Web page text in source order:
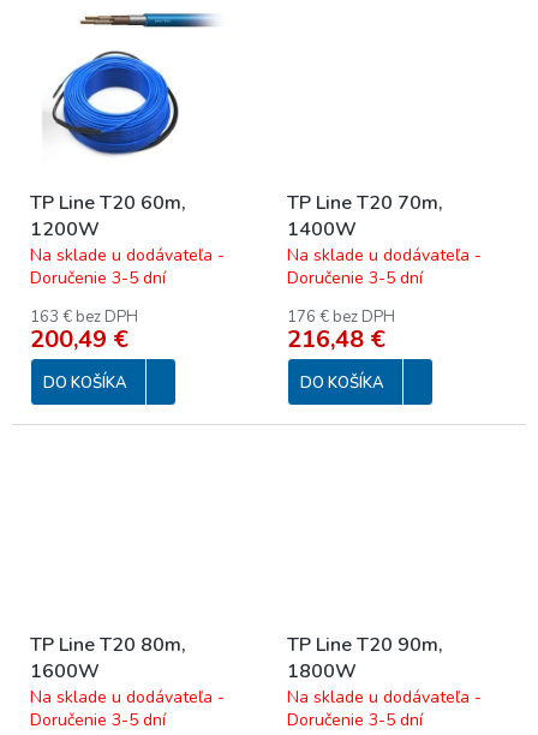
TP Line T20 60m,
1200W
Na sklade u dodávateľa -
Doručenie 3-5 dní
163 € bez DPH
200,49 €
DO KOŠÍKA
TP Line T20 70m,
1400W
Na sklade u dodávateľa -
Doručenie 3-5 dní
176 € bez DPH
216,48 €
DO KOŠÍKA
TP Line T20 80m,
1600W
Na sklade u dodávateľa -
Doručenie 3-5 dní
TP Line T20 90m,
1800W
Na sklade u dodávateľa -
Doručenie 3-5 dní